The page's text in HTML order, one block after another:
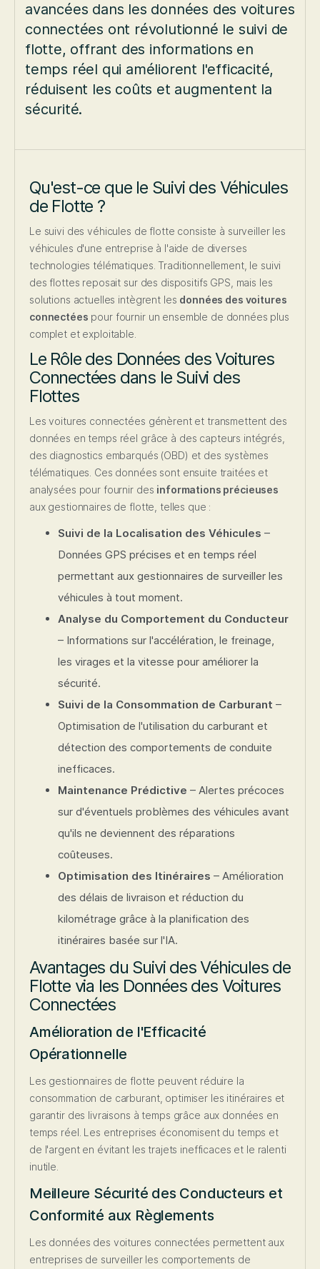
avancées dans les données des voitures
connectées ont révolutionné le suivi de
flotte, offrant des informations en
temps réel qui améliorent l'efficacité,
réduisent les coûts et augmentent la
sécurité.
Qu'est-ce que le Suivi des Véhicules
de Flotte ?
Le suivi des véhicules de flotte consiste à surveiller les
véhicules d'une entreprise à l'aide de diverses
technologies télématiques. Traditionnellement, le suivi
des flottes reposait sur des dispositifs GPS, mais les
solutions actuelles intègrent les données des voitures
connectées pour fournir un ensemble de données plus
complet et exploitable.
Le Rôle des Données des Voitures
Connectées dans le Suivi des
Flottes
Les voitures connectées génèrent et transmettent des
données en temps réel grâce à des capteurs intégrés,
des diagnostics embarqués (OBD) et des systèmes
télématiques. Ces données sont ensuite traitées et
analysées pour fournir des informations précieuses
aux gestionnaires de flotte, telles que :
Suivi de la Localisation des Véhicules –
Données GPS précises et en temps réel
permettant aux gestionnaires de surveiller les
véhicules à tout moment.
Analyse du Comportement du Conducteur
– Informations sur l'accélération, le freinage,
les virages et la vitesse pour améliorer la
sécurité.
Suivi de la Consommation de Carburant –
Optimisation de l'utilisation du carburant et
détection des comportements de conduite
inefficaces.
Maintenance Prédictive – Alertes précoces
sur d'éventuels problèmes des véhicules avant
qu'ils ne deviennent des réparations
coûteuses.
Optimisation des Itinéraires – Amélioration
des délais de livraison et réduction du
kilométrage grâce à la planification des
itinéraires basée sur l'IA.
Avantages du Suivi des Véhicules de
Flotte via les Données des Voitures
Connectées
Amélioration de l'Efficacité
Opérationnelle
Les gestionnaires de flotte peuvent réduire la
consommation de carburant, optimiser les itinéraires et
garantir des livraisons à temps grâce aux données en
temps réel. Les entreprises économisent du temps et
de l'argent en évitant les trajets inefficaces et le ralenti
inutile.
Meilleure Sécurité des Conducteurs et
Conformité aux Règlements
Les données des voitures connectées permettent aux
entreprises de surveiller les comportements de